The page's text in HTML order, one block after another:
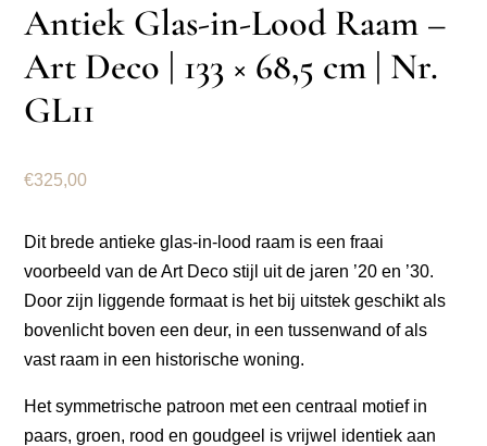
Antiek Glas-in-Lood Raam –
Art Deco | 133 × 68,5 cm | Nr.
GL11
€325,00
Dit brede antieke glas-in-lood raam is een fraai
voorbeeld van de Art Deco stijl uit de jaren ’20 en ’30.
Door zijn liggende formaat is het bij uitstek geschikt als
bovenlicht boven een deur, in een tussenwand of als
vast raam in een historische woning.
Het symmetrische patroon met een centraal motief in
paars, groen, rood en goudgeel is vrijwel identiek aan